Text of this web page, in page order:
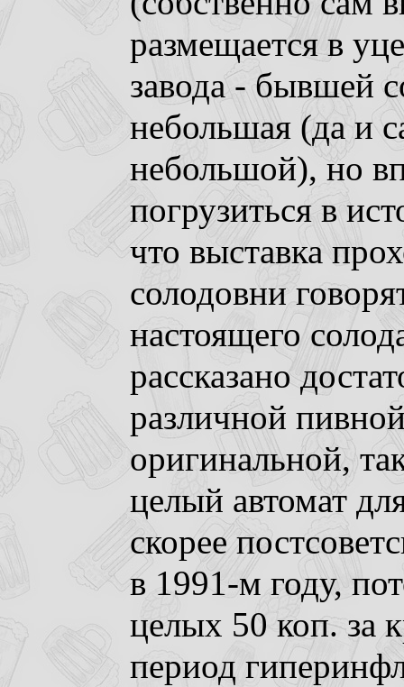
размещается в
завода - бывшей
небольшая (да и
небольшой), но
погрузиться в
что выставка
солодовни
настоящего
рассказано
различной
оригинальной,
целый автомат
скорее
в 1991-м году,
целых 50 коп. за
период